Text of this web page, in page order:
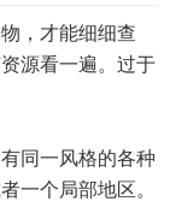
，才能细细查
源看一遍。过于
同一风格的各种
一个局部地区。